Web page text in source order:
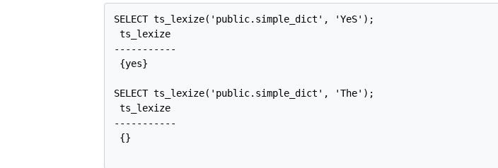
SELECT ts_lexize('public.simple_dict', 'YeS');
ts_lexize
-----------
{yes}
SELECT ts_lexize('public.simple_dict', 'The');
ts_lexize
-----------
{}